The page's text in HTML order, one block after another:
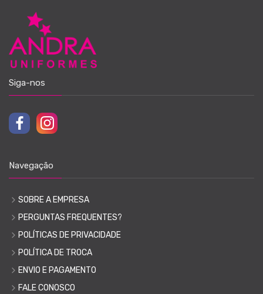
Siga-nos
Navegação
SOBRE A EMPRESA
PERGUNTAS FREQUENTES?
POLÍTICAS DE PRIVACIDADE
POLÍTICA DE TROCA
ENVIO E PAGAMENTO
FALE CONOSCO